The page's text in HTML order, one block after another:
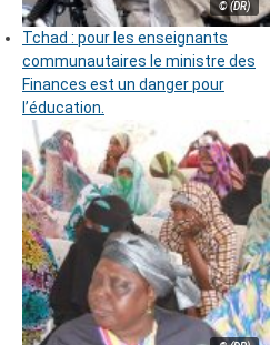
© (DR)
Tchad : pour les enseignants
communautaires le ministre des
Finances est un danger pour
l’éducation.